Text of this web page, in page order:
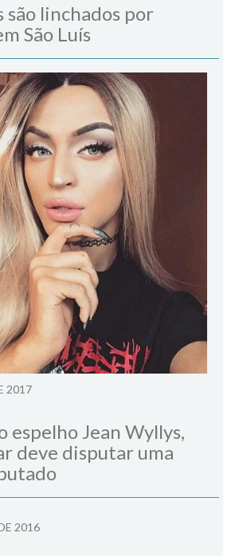
são linchados por
São Luís
2017
espelho Jean Wyllys,
deve disputar uma
2016